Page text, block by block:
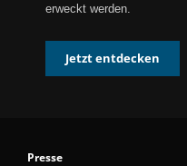
erweckt werden.
Jetzt entdecken
Presse